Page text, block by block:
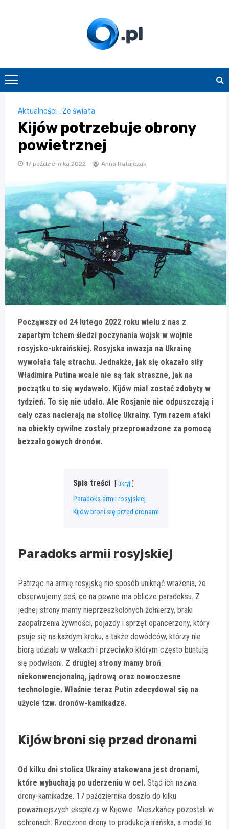
O.pl
Aktualności , Ze świata
Kijów potrzebuje obrony
powietrznej
17 października 2022 Anna Ratajczak
Począwszy od 24 lutego 2022 roku wielu z nas z
zapartym tchem śledzi poczynania wojsk w wojnie
rosyjsko-ukraińskiej. Rosyjska inwazja na Ukrainę
wywołała falę strachu. Jednakże, jak się okazało siły
Władimira Putina wcale nie są tak straszne, jak na
początku to się wydawało. Kijów miał zostać zdobyty w
tydzień. To się nie udało. Ale Rosjanie nie odpuszczają i
cały czas nacierają na stolicę Ukrainy. Tym razem ataki
na obiekty cywilne zostały przeprowadzone za pomocą
bezzałogowych dronów.
Spis treści ukryj
Paradoks armii rosyjskiej
Kijów broni się przed dronami
Paradoks armii rosyjskiej
Patrząc na armię rosyjską nie sposób uniknąć wrażenia, że
obserwujemy coś, co na pewno ma oblicze paradoksu. Z
jednej strony mamy nieprzeszkolonych żołnierzy, braki
zaopatrzenia żywności, pojazdy i sprzęt opancerzony, który
psuje się na każdym kroku, a także dowódców, którzy nie
biorą udziału w walkach i przeciwko którym często buntują
się podwładni. Z drugiej strony mamy broń
niekonwencjonalną, jądrową oraz nowoczesne
technologie. Właśnie teraz Putin zdecydował się na
użycie tzw. dronów-kamikadze.
Kijów broni się przed dronami
Od kilku dni stolica Ukrainy atakowana jest dronami,
które wybuchają po uderzeniu w cel. Stąd ich nazwa:
drony-kamikadze. 17 października doszło do kilku
poważniejszych eksplozji w Kijowie. Mieszkańcy pozostali w
schronach. Rzeczone drony to produkcja irańska, a model to